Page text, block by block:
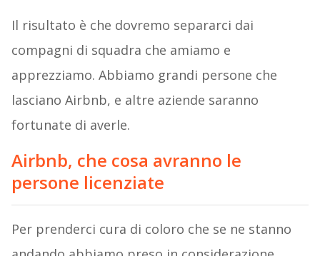
Il risultato è che dovremo separarci dai
compagni di squadra che amiamo e
apprezziamo. Abbiamo grandi persone che
lasciano Airbnb, e altre aziende saranno
fortunate di averle.
Airbnb, che cosa avranno le
persone licenziate
Per prenderci cura di coloro che se ne stanno